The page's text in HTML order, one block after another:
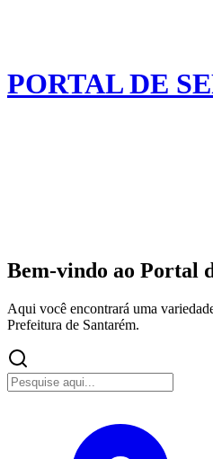
PORTAL DE
Bem-vindo ao Portal
Aqui você encontrará uma
Prefeitura de Santarém.